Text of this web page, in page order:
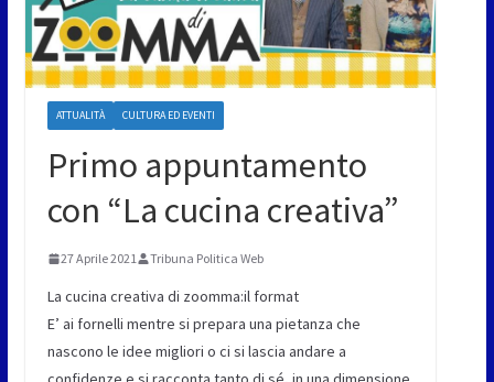
ATTUALITÀ CULTURA ED EVENTI
Primo appuntamento
con “La cucina creativa”
27 Aprile 2021 Tribuna Politica Web
La cucina creativa di zoomma:il format
E’ ai fornelli mentre si prepara una pietanza che
nascono le idee migliori o ci si lascia andare a